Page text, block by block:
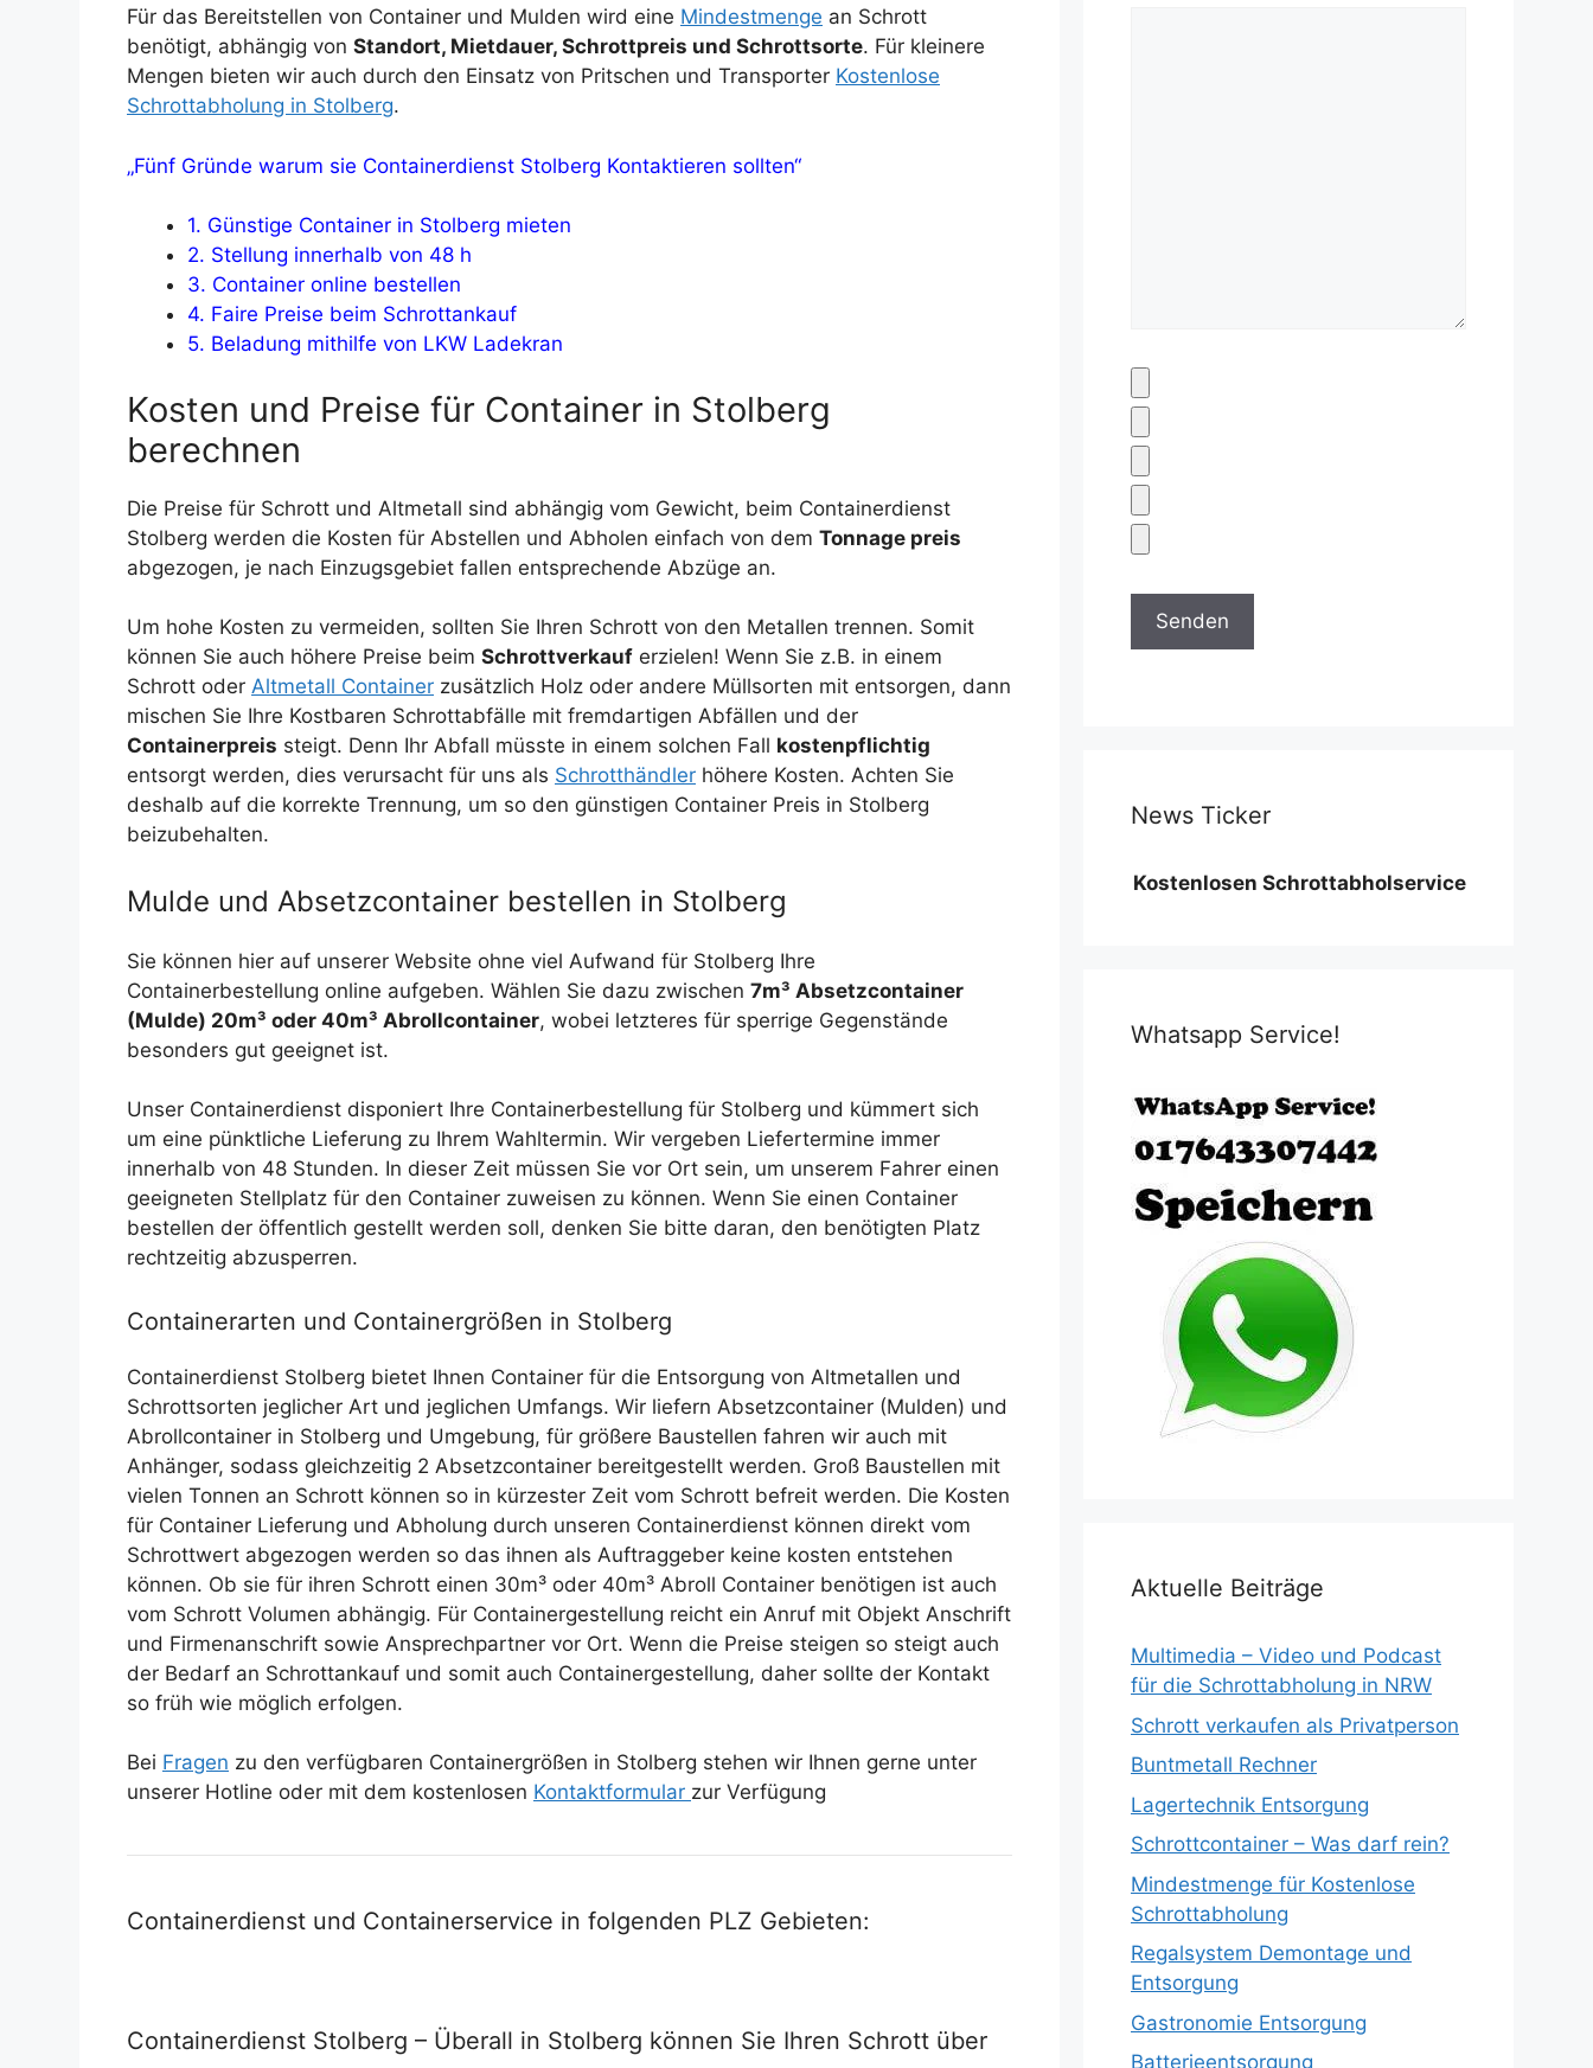
Für das Bereitstellen von Container und Mulden wird eine Mindestmenge an Schrott
benötigt, abhängig von Standort, Mietdauer, Schrottpreis und Schrottsorte. Für kleinere
Mengen bieten wir auch durch den Einsatz von Pritschen und Transporter Kostenlose
Schrottabholung in Stolberg.
„Fünf Gründe warum sie Containerdienst Stolberg Kontaktieren sollten“
1. Günstige Container in Stolberg mieten
2. Stellung innerhalb von 48 h
3. Container online bestellen
4. Faire Preise beim Schrottankauf
5. Beladung mithilfe von LKW Ladekran
Kosten und Preise für Container in Stolberg
berechnen
Die Preise für Schrott und Altmetall sind abhängig vom Gewicht, beim Containerdienst
Stolberg werden die Kosten für Abstellen und Abholen einfach von dem Tonnage preis
abgezogen, je nach Einzugsgebiet fallen entsprechende Abzüge an.
Um hohe Kosten zu vermeiden, sollten Sie Ihren Schrott von den Metallen trennen. Somit
können Sie auch höhere Preise beim Schrottverkauf erzielen! Wenn Sie z.B. in einem
Schrott oder Altmetall Container zusätzlich Holz oder andere Müllsorten mit entsorgen, dann
mischen Sie Ihre Kostbaren Schrottabfälle mit fremdartigen Abfällen und der
Containerpreis steigt. Denn Ihr Abfall müsste in einem solchen Fall kostenpflichtig
entsorgt werden, dies verursacht für uns als Schrotthändler höhere Kosten. Achten Sie
deshalb auf die korrekte Trennung, um so den günstigen Container Preis in Stolberg
beizubehalten.
Mulde und Absetzcontainer bestellen in Stolberg
Sie können hier auf unserer Website ohne viel Aufwand für Stolberg Ihre
Containerbestellung online aufgeben. Wählen Sie dazu zwischen 7m³ Absetzcontainer
(Mulde) 20m³ oder 40m³ Abrollcontainer, wobei letzteres für sperrige Gegenstände
besonders gut geeignet ist.
Unser Containerdienst disponiert Ihre Containerbestellung für Stolberg und kümmert sich
um eine pünktliche Lieferung zu Ihrem Wahltermin. Wir vergeben Liefertermine immer
innerhalb von 48 Stunden. In dieser Zeit müssen Sie vor Ort sein, um unserem Fahrer einen
geeigneten Stellplatz für den Container zuweisen zu können. Wenn Sie einen Container
bestellen der öffentlich gestellt werden soll, denken Sie bitte daran, den benötigten Platz
rechtzeitig abzusperren.
Containerarten und Containergrößen in Stolberg
Containerdienst Stolberg bietet Ihnen Container für die Entsorgung von Altmetallen und
Schrottsorten jeglicher Art und jeglichen Umfangs. Wir liefern Absetzcontainer (Mulden) und
Abrollcontainer in Stolberg und Umgebung, für größere Baustellen fahren wir auch mit
Anhänger, sodass gleichzeitig 2 Absetzcontainer bereitgestellt werden. Groß Baustellen mit
vielen Tonnen an Schrott können so in kürzester Zeit vom Schrott befreit werden. Die Kosten
für Container Lieferung und Abholung durch unseren Containerdienst können direkt vom
Schrottwert abgezogen werden so das ihnen als Auftraggeber keine kosten entstehen
können. Ob sie für ihren Schrott einen 30m³ oder 40m³ Abroll Container benötigen ist auch
vom Schrott Volumen abhängig. Für Containergestellung reicht ein Anruf mit Objekt Anschrift
und Firmenanschrift sowie Ansprechpartner vor Ort. Wenn die Preise steigen so steigt auch
der Bedarf an Schrottankauf und somit auch Containergestellung, daher sollte der Kontakt
so früh wie möglich erfolgen.
Bei Fragen zu den verfügbaren Containergrößen in Stolberg stehen wir Ihnen gerne unter
unserer Hotline oder mit dem kostenlosen Kontaktformular zur Verfügung
Containerdienst und Containerservice in folgenden PLZ Gebieten:
Containerdienst Stolberg – Überall in Stolberg können Sie Ihren Schrott über
News Ticker
Für unseren Kostenlosen Schrottabholservice benötigen wir
Whatsapp Service!
Aktuelle Beiträge
Multimedia – Video und Podcast
für die Schrottabholung in NRW
Schrott verkaufen als Privatperson
Buntmetall Rechner
Lagertechnik Entsorgung
Schrottcontainer – Was darf rein?
Mindestmenge für Kostenlose
Schrottabholung
Regalsystem Demontage und
Entsorgung
Gastronomie Entsorgung
Batterieentsorgung